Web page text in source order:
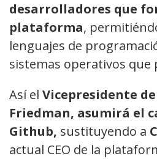
desarrolladores que
plataforma,
lenguajes de
sistemas operativos que
Así el Vicepresidente
Friedman, asumirá el
Github, sustituyendo a
actual CEO de la